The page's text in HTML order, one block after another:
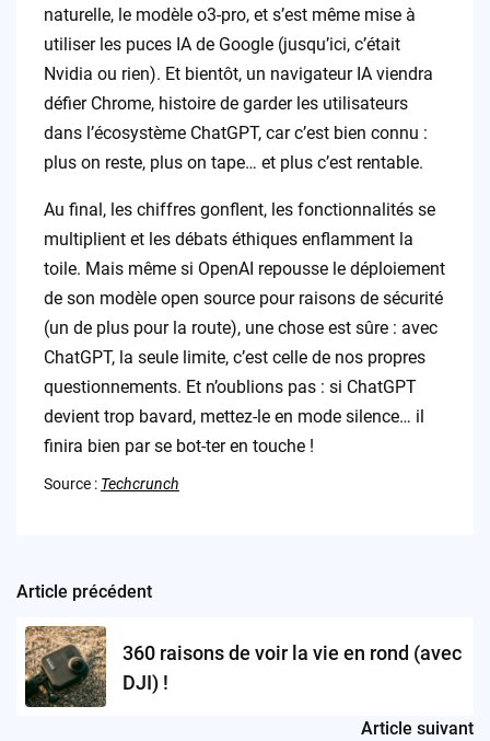
naturelle, le modèle o3-pro, et s’est même mise à
utiliser les puces IA de Google (jusqu’ici, c’était
Nvidia ou rien). Et bientôt, un navigateur IA viendra
défier Chrome, histoire de garder les utilisateurs
dans l’écosystème ChatGPT, car c’est bien connu :
plus on reste, plus on tape… et plus c’est rentable.
Au final, les chiffres gonflent, les fonctionnalités se
multiplient et les débats éthiques enflamment la
toile. Mais même si OpenAI repousse le déploiement
de son modèle open source pour raisons de sécurité
(un de plus pour la route), une chose est sûre : avec
ChatGPT, la seule limite, c’est celle de nos propres
questionnements. Et n’oublions pas : si ChatGPT
devient trop bavard, mettez-le en mode silence… il
finira bien par se bot-ter en touche !
Source : Techcrunch
Post
navigation
Article précédent
360 raisons de voir la vie en rond (avec
DJI) !
Article suivant